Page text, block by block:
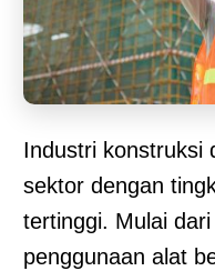
Industri konstruksi
sektor dengan
tertinggi. Mulai
penggunaan alat